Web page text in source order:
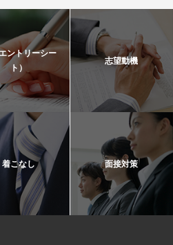
ントリーシー
ト）
志望動機
着こなし 面接対策